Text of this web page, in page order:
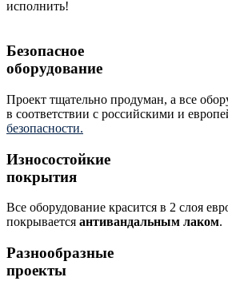
исполнить!
Безопасное
оборудование
Проект тщательно продуман, а все
в соответствии с российскими и
безопасности.
Износостойкие
покрытия
Все оборудование красится в 2 слоя
покрывается антивандальным лаком.
Разнообразные
проекты